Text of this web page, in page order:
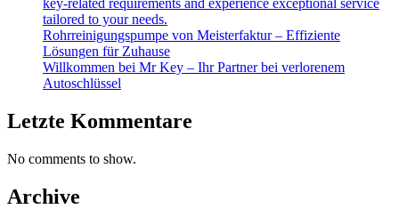
key-related requirements and experience exceptional service
tailored to your needs.
Rohrreinigungspumpe von Meisterfaktur – Effiziente
Lösungen für Zuhause
Willkommen bei Mr Key – Ihr Partner bei verlorenem
Autoschlüssel
Letzte Kommentare
No comments to show.
Archive